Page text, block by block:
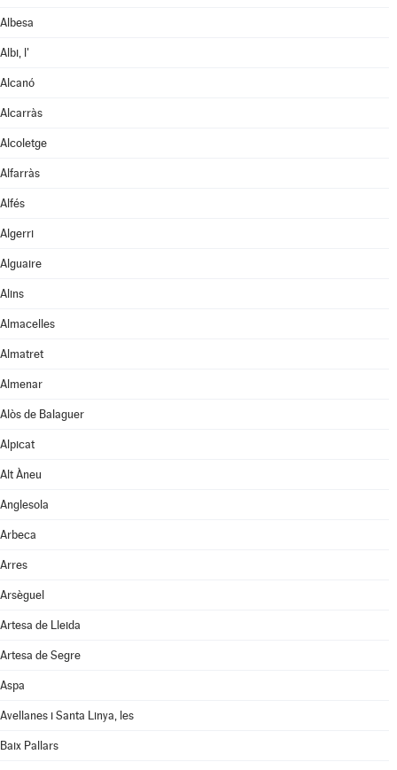
Albesa
Albi, l'
Alcanó
Alcarràs
Alcoletge
Alfarràs
Alfés
Algerri
Alguaire
Alins
Almacelles
Almatret
Almenar
Alòs de Balaguer
Alpicat
Alt Àneu
Anglesola
Arbeca
Arres
Arsèguel
Artesa de Lleida
Artesa de Segre
Aspa
Avellanes i Santa Linya, les
Baix Pallars